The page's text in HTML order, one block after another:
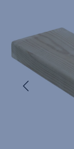
Edellinen